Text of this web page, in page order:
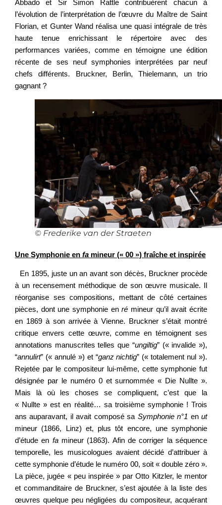
Abbado et Sir Simon Rattle contribuèrent chacun à
l’évolution de l’interprétation de l’œuvre du Maître de Saint
Florian, et Gunter Wand réalisa une quasi intégrale de très
haute tenue enrichissant le répertoire avec des
performances variées, comme en témoigne une édition
récente de ses neuf symphonies interprétées par neuf
chefs différents. Bruckner, Berlin, Thielemann, un trio
gagnant ?
© Frederike van der Straeten
Une Symphonie en fa mineur (« 00 ») fraîche et inspirée
En 1895, juste un an avant son décès, Bruckner procède
à un recensement méthodique de son œuvre musicale. Il
réorganise ses compositions, mettant de côté certaines
pièces, dont une symphonie enré mineur qu’il avait écrite
en 1869 à son arrivée à Vienne. Bruckner s’était montré
critique envers cette œuvre, comme en témoignent ses
annotations manuscrites telles que “ungiltig” (« invalide »),
“annulirt” (« annulé ») et “ganz nichtig” (« totalement nul »).
Rejetée par le compositeur lui-même, cette symphonie fut
désignée par le numéro 0 et surnommée « Die Nullte ».
Mais là où les choses se compliquent, c’est que la
« Nullte » est en réalité… sa troisième symphonie ! Trois
ans auparavant, il avait composé sa Symphonie n°1 enut
mineur (1866, Linz) et, plus tôt encore, une symphonie
d’étude en famineur (1863). Afin de corriger la séquence
temporelle, les musicologues avaient décidé d’attribuer à
cette symphonie d’étude le numéro 00, soit « double zéro ».
La pièce, jugée « peu inspirée » par Otto Kitzler, le mentor
et commanditaire de Bruckner, s’est ajoutée à la liste des
œuvres quelque peu négligées du compositeur, acquérant